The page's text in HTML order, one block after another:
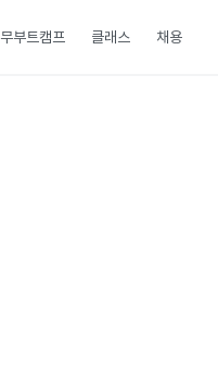
부트캠프 클래스 채용